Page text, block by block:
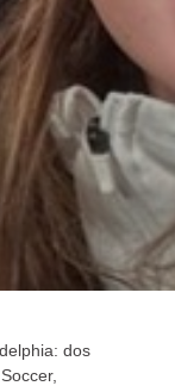
dos